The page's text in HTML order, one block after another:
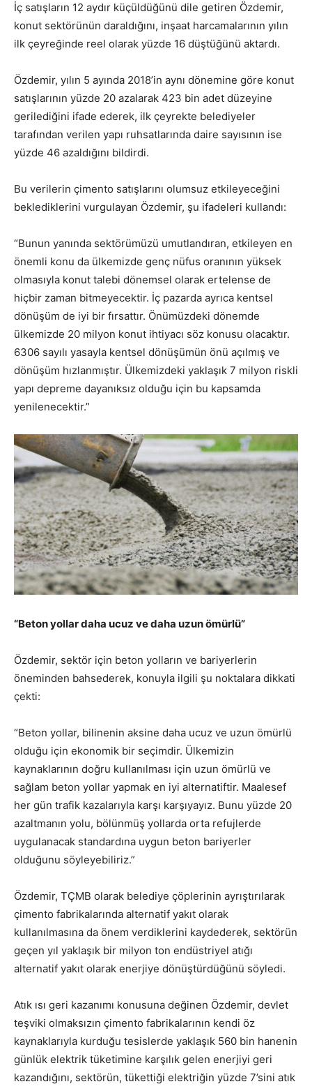
İç satışların 12 aydır küçüldüğünü dile getiren Özdemir,
konut sektörünün daraldığını, inşaat harcamalarının yılın
ilk çeyreğinde reel olarak yüzde 16 düştüğünü aktardı.
Özdemir, yılın 5 ayında 2018’in aynı dönemine göre konut
satışlarının yüzde 20 azalarak 423 bin adet düzeyine
gerilediğini ifade ederek, ilk çeyrekte belediyeler
tarafından verilen yapı ruhsatlarında daire sayısının ise
yüzde 46 azaldığını bildirdi.
Bu verilerin çimento satışlarını olumsuz etkileyeceğini
beklediklerini vurgulayan Özdemir, şu ifadeleri kullandı:
“Bunun yanında sektörümüzü umutlandıran, etkileyen en
önemli konu da ülkemizde genç nüfus oranının yüksek
olmasıyla konut talebi dönemsel olarak ertelense de
hiçbir zaman bitmeyecektir. İç pazarda ayrıca kentsel
dönüşüm de iyi bir fırsattır. Önümüzdeki dönemde
ülkemizde 20 milyon konut ihtiyacı söz konusu olacaktır.
6306 sayılı yasayla kentsel dönüşümün önü açılmış ve
dönüşüm hızlanmıştır. Ülkemizdeki yaklaşık 7 milyon riskli
yapı depreme dayanıksız olduğu için bu kapsamda
yenilenecektir.”
“Beton yollar daha ucuz ve daha uzun ömürlü”
Özdemir, sektör için beton yolların ve bariyerlerin
öneminden bahsederek, konuyla ilgili şu noktalara dikkati
çekti:
“Beton yollar, bilinenin aksine daha ucuz ve uzun ömürlü
olduğu için ekonomik bir seçimdir. Ülkemizin
kaynaklarının doğru kullanılması için uzun ömürlü ve
sağlam beton yollar yapmak en iyi alternatiftir. Maalesef
her gün trafik kazalarıyla karşı karşıyayız. Bunu yüzde 20
azaltmanın yolu, bölünmüş yollarda orta refujlerde
uygulanacak standardına uygun beton bariyerler
olduğunu söyleyebiliriz.”
Özdemir, TÇMB olarak belediye çöplerinin ayrıştırılarak
çimento fabrikalarında alternatif yakıt olarak
kullanılmasına da önem verdiklerini kaydederek, sektörün
geçen yıl yaklaşık bir milyon ton endüstriyel atığı
alternatif yakıt olarak enerjiye dönüştürdüğünü söyledi.
Atık ısı geri kazanımı konusuna değinen Özdemir, devlet
teşviki olmaksızın çimento fabrikalarının kendi öz
kaynaklarıyla kurduğu tesislerde yaklaşık 560 bin hanenin
günlük elektrik tüketimine karşılık gelen enerjiyi geri
kazandığını, sektörün, tükettiği elektriğin yüzde 7’sini atık